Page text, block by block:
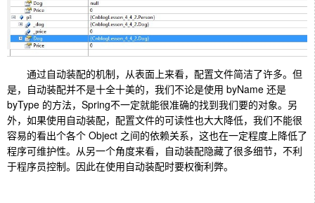
通过自动装配的机制，从表面上来看，配置文件简洁了许多。但
是，自动装配并不是十全十美的，我们不论是使用 byName 还是
byType 的方法，Spring不一定就能很准确的找到我们要的对象。另
外，如果使用自动装配，配置文件的可读性也大大降低，我们不能很
容易的看出个各个 Object 之间的依赖关系，这也在一定程度上降低了
程序可维护性。从另一个角度来看，自动装配隐藏了很多细节，不利
于程序员控制。因此在使用自动装配时要权衡利弊。